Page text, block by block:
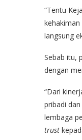
“Tentu
langsung
Sebab itu,
dengan
“Dari
pribadi
lembaga
trust